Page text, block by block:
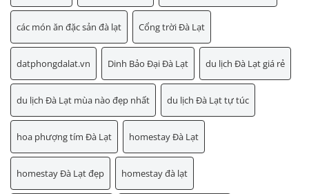
các món ăn đặc sản đà lạt Cổng trời Đà Lạt
datphongdalat.vn Dinh Bảo Đại Đà Lạt du lịch Đà Lạt giá rẻ
du lịch Đà Lạt mùa nào đẹp nhất du lịch Đà Lạt tự túc
hoa phượng tím Đà Lạt homestay Đà Lạt
homestay Đà Lạt đẹp homestay đà lạt